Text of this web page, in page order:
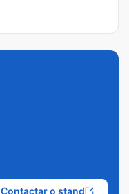
Contactar o stand